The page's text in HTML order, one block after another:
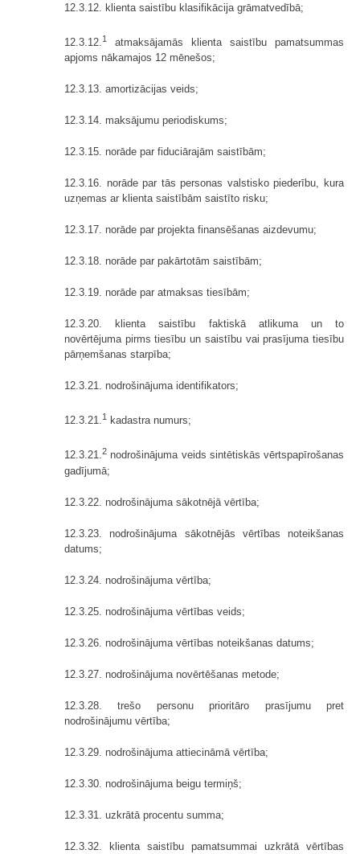
12.3.12. klienta saistību klasifikācija grāmatvedībā;
12.3.12.1
atmaksājamās klienta saistību pamatsummas
apjoms nākamajos 12 mēnešos;
12.3.13. amortizācijas veids;
12.3.14. maksājumu periodiskums;
12.3.15. norāde par fiduciārajām saistībām;
12.3.16. norāde par tās personas valstisko piederību, kura
uzņemas ar klienta saistībām saistīto risku;
12.3.17. norāde par projekta finansēšanas aizdevumu;
12.3.18. norāde par pakārtotām saistībām;
12.3.19. norāde par atmaksas tiesībām;
12.3.20. klienta saistību faktiskā atlikuma un to
novērtējuma pirms tiesību un saistību vai prasījuma tiesību
pārņemšanas starpība;
12.3.21. nodrošinājuma identifikators;
12.3.21.1 kadastra numurs;
12.3.21.2 nodrošinājuma veids sintētiskās vērtspapīrošanas
gadījumā;
12.3.22. nodrošinājuma sākotnējā vērtība;
12.3.23. nodrošinājuma sākotnējās vērtības noteikšanas
datums;
12.3.24. nodrošinājuma vērtība;
12.3.25. nodrošinājuma vērtības veids;
12.3.26. nodrošinājuma vērtības noteikšanas datums;
12.3.27. nodrošinājuma novērtēšanas metode;
12.3.28. trešo personu prioritāro prasījumu pret
nodrošinājumu vērtība;
12.3.29. nodrošinājuma attiecināmā vērtība;
12.3.30. nodrošinājuma beigu termiņš;
12.3.31. uzkrātā procentu summa;
12.3.32. klienta saistību pamatsummai uzkrātā vērtības